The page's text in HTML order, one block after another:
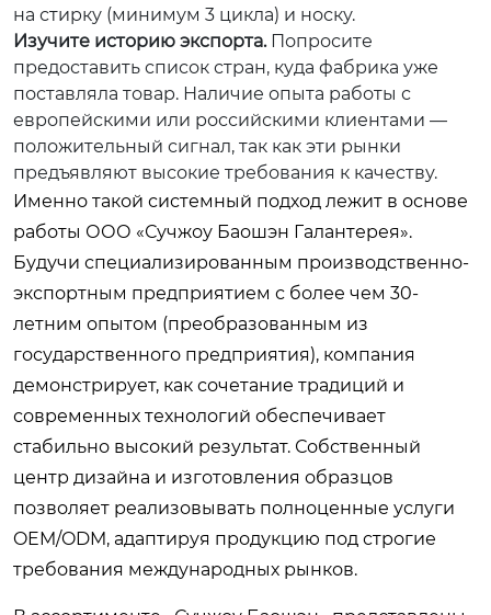
на стирку (минимум 3 цикла) и носку.
Изучите историю экспорта.Попросите
предоставить список стран, куда фабрика уже
поставляла товар. Наличие опыта работы с
европейскими или российскими клиентами —
положительный сигнал, так как эти рынки
предъявляют высокие требования к качеству.
Именно такой системный подход лежит в основе
работы ООО «Сучжоу Баошэн Галантерея».
Будучи специализированным производственно-
экспортным предприятием с более чем 30-
летним опытом (преобразованным из
государственного предприятия), компания
демонстрирует, как сочетание традиций и
современных технологий обеспечивает
стабильно высокий результат. Собственный
центр дизайна и изготовления образцов
позволяет реализовывать полноценные услуги
OEM/ODM, адаптируя продукцию под строгие
требования международных рынков.